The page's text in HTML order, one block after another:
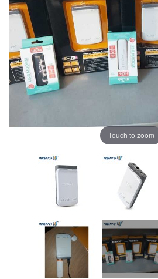
Touch to zoom